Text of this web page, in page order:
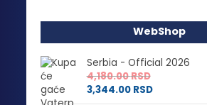
WebShop
Serbia - Official 2026
4,180.00RSD
3,344.00 RSD